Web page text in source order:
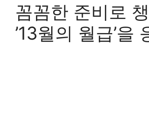
꼼꼼한 준비로
’13월의 월급’을